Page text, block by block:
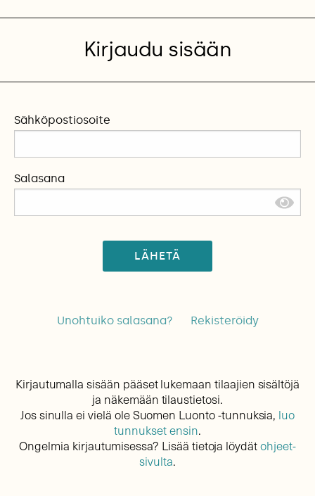
Kirjaudu sisään
Sähköpostiosoite
Salasana
LÄHETÄ
Unohtuiko salasana? Rekisteröidy
Kirjautumalla sisään pääset lukemaan tilaajien sisältöjä
ja näkemään tilaustietosi.
Jos sinulla ei vielä ole Suomen Luonto -tunnuksia, luo
tunnukset ensin.
Ongelmia kirjautumisessa? Lisää tietoja löydätohjeet-
sivulta.